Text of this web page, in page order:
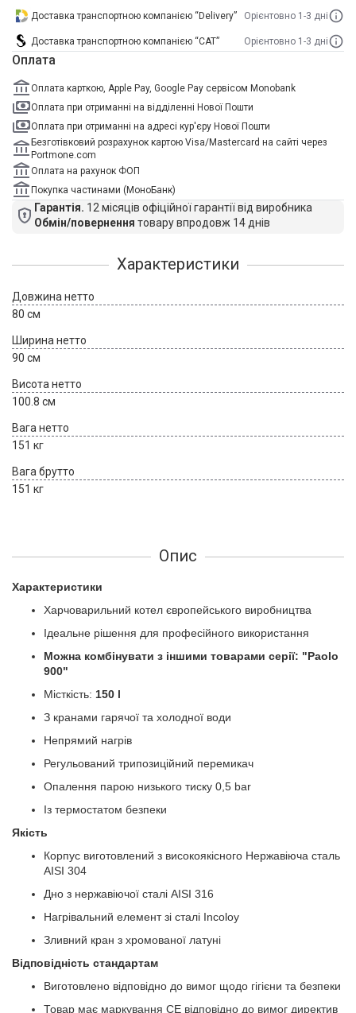
Доставка транспортною компанією “Delivery” Орієнтовно 1-3 дні
Доставка транспортною компанією “САТ” Орієнтовно 1-3 дні
Оплата
Оплата карткою, Apple Pay, Google Pay сервісом Monobank
Оплата при отриманні на відділенні Нової Пошти
Оплата при отриманні на адресі кур'єру Нової Пошти
Безготівковий розрахунок картою Visa/Mastercard на сайті через
Portmone.com
Оплата на рахунок ФОП
Покупка частинами (МоноБанк)
Гарантія. 12 місяців офіційної гарантії від виробника
Обмін/повернення товару впродовж 14 днів
Характеристики
Довжина нетто
80 см
Ширина нетто
90 см
Висота нетто
100.8 см
Вага нетто
151 кг
Вага брутто
151 кг
Опис
Характеристики
Харчоварильний котел європейського виробництва
Ідеальне рішення для професійного використання
Можна комбінувати з іншими товарами серії: "Paolo
900"
Місткість: 150 l
З кранами гарячої та холодної води
Непрямий нагрів
Регульований трипозиційний перемикач
Опалення парою низького тиску 0,5 bar
Із термостатом безпеки
Якість
Корпус виготовлений з високоякісного Нержавіюча сталь
AISI 304
Дно з нержавіючої сталі AISI 316
Нагрівальний елемент зі сталі Incoloy
Зливний кран з хромованої латуні
Відповідність стандартам
Виготовлено відповідно до вимог щодо гігієни та безпеки
Товар має маркування CE відповідно до вимог директив